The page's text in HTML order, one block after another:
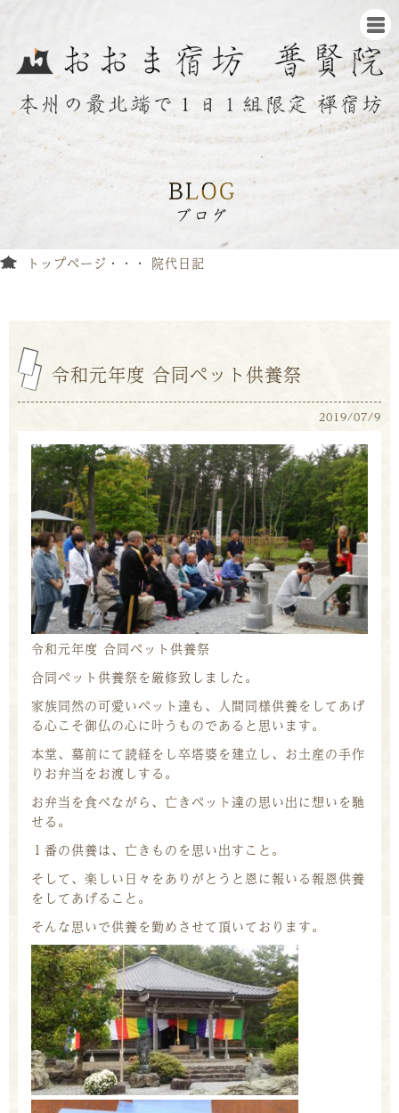
トップページ 院代日記
令和元年度 合同ペット供養祭
2019/07/9
令和元年度 合同ペット供養祭
合同ペット供養祭を厳修致しました。
家族同然の可愛いペット達も、人間同様供養をしてあげ
る心こそ御仏の心に叶うものであると思います。
本堂、墓前にて読経をし卒塔婆を建立し、お土産の手作
りお弁当をお渡しする。
お弁当を食べながら、亡きペット達の思い出に想いを馳
せる。
１番の供養は、亡きものを思い出すこと。
そして、楽しい日々をありがとうと恩に報いる報恩供養
をしてあげること。
そんな思いで供養を勤めさせて頂いております。